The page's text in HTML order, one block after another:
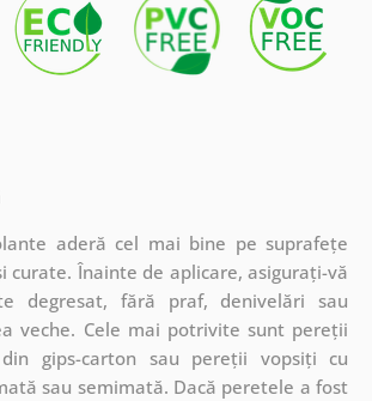
aderă cel mai bine pe suprafețe
curate. Înainte de aplicare, asigurați-vă
degresat, fără praf, denivelări sau
veche. Cele mai potrivite sunt pereții
gips-carton sau pereții vopsiți cu
sau semimată. Dacă peretele a fost